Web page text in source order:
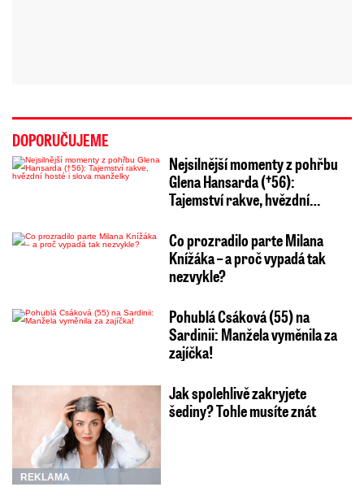
DOPORUČUJEME
Nejsilnější momenty z pohřbu
Glena Hansarda (†56):
Tajemství rakve, hvězdní…
Co prozradilo parte Milana
Knížáka – a proč vypadá tak
nezvykle?
Pohublá Csáková (55) na
Sardinii: Manžela vyměnila za
zajíčka!
REKLAMA
Jak spolehlivě zakryjete
šediny? Tohle musíte znát